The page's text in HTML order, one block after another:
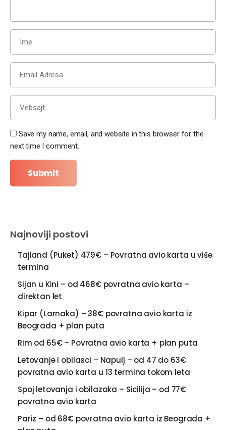
Save my name, email, and website in this browser for the
next time I comment.
Najnoviji postovi
Tajland (Puket) 479€ – Povratna avio karta u više
termina
Sijan u Kini – od 468€ povratna avio karta –
direktan let
Kipar (Larnaka) – 38€ povratna avio karta iz
Beograda + plan puta
Rim od 65€ – Povratna avio karta + plan puta
Letovanje i obilasci – Napulj – od 47 do 63€
povratna avio karta u 13 termina tokom leta
Spoj letovanja i obilazaka – Sicilija – od 77€
povratna avio karta
Pariz – od 68€ povratna avio karta iz Beograda +